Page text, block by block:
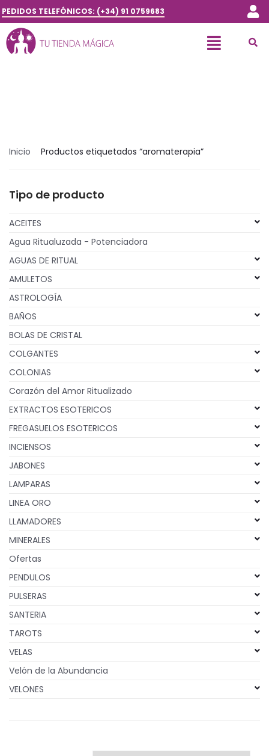
PEDIDOS TELEFÓNICOS: (+34) 91 0759683
Inicio Productos etiquetados “aromaterapia”
Tipo de producto
ACEITES
Agua Ritualuzada - Potenciadora
AGUAS DE RITUAL
AMULETOS
ASTROLOGÍA
BAÑOS
BOLAS DE CRISTAL
COLGANTES
COLONIAS
Corazón del Amor Ritualizado
EXTRACTOS ESOTERICOS
FREGASUELOS ESOTERICOS
INCIENSOS
JABONES
LAMPARAS
LINEA ORO
LLAMADORES
MINERALES
Ofertas
PENDULOS
PULSERAS
SANTERIA
TAROTS
VELAS
Velón de la Abundancia
VELONES